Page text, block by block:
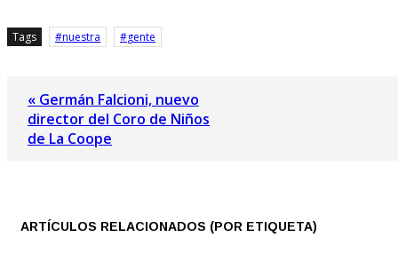
Tags nuestra gente
« Germán Falcioni, nuevo
director del Coro de Niños
de La Coope
ARTÍCULOS RELACIONADOS (POR ETIQUETA)